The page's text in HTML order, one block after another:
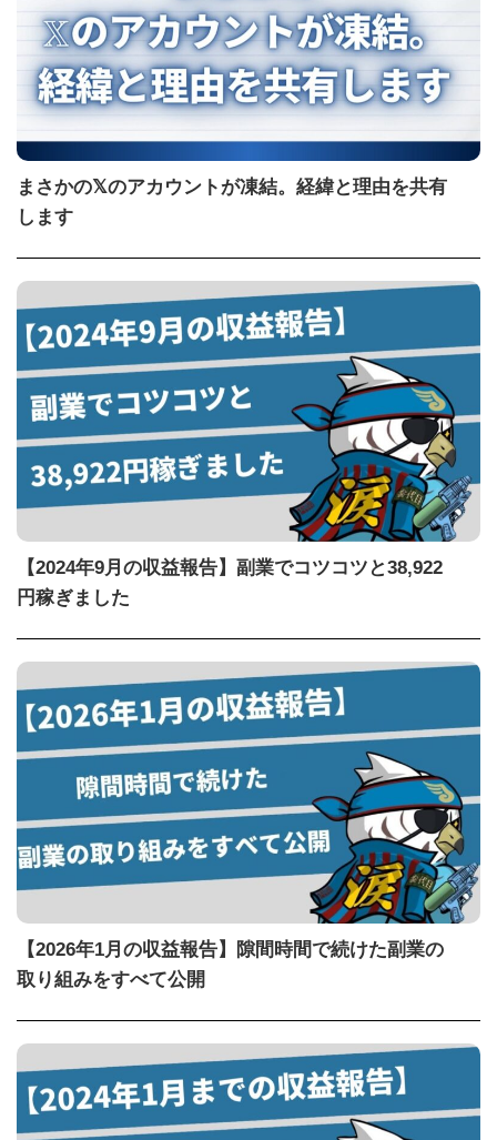
まさかの𝕏のアカウントが凍結。経緯と理由を共有
します
【2024年9月の収益報告】副業でコツコツと38,922
円稼ぎました
【2026年1月の収益報告】隙間時間で続けた副業の
取り組みをすべて公開